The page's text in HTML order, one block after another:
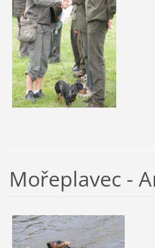
Mořeplavec -